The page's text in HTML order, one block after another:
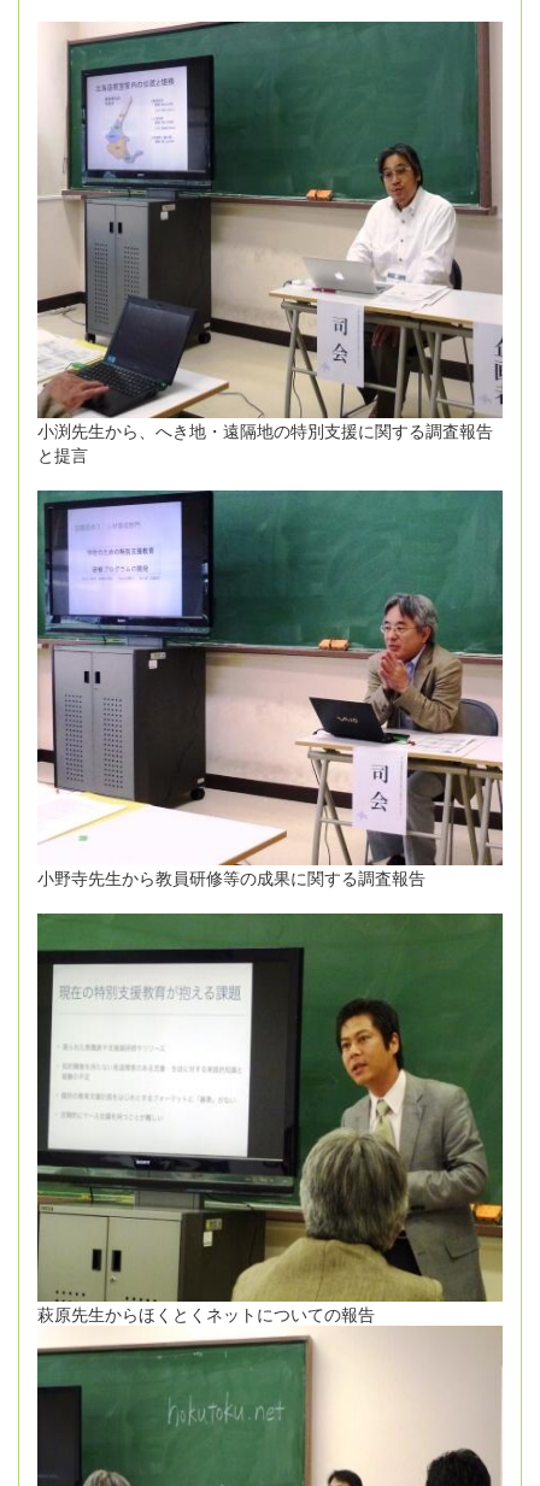
小渕先生から、へき地・遠隔地の特別支援に関する調査報告
と提言
小野寺先生から教員研修等の成果に関する調査報告
萩原先生からほくとくネットについての報告